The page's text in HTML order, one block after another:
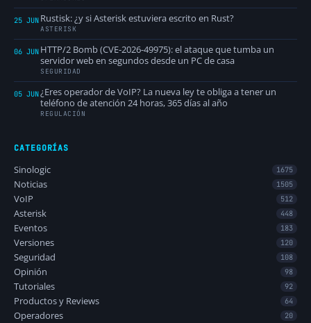
25 JUN Rustisk: ¿y si Asterisk estuviera escrito en Rust?
ASTERISK
06 JUN HTTP/2 Bomb (CVE-2026-49975): el ataque que tumba un
servidor web en segundos desde un PC de casa
SEGURIDAD
05 JUN¿Eres operador de VoIP? La nueva ley te obliga a tener un
teléfono de atención 24 horas, 365 días al año
REGULACIÓN
CATEGORÍAS
Sinologic 1675
Noticias 1505
VoIP 512
Asterisk 448
Eventos 183
Versiones 120
Seguridad 108
Opinión 98
Tutoriales 92
Productos y Reviews 64
Operadores 20